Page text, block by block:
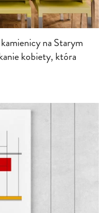
na Starym
kobiety, która